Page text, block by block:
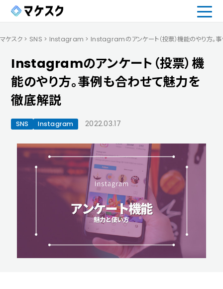
マケスク > SNS > Instagram > Instagramのアンケート（投票）機能のやり方。
Instagramのアンケート（投票）機
能のやり方。事例も合わせて魅力を
徹底解説
SNS Instagram 2022.03.17